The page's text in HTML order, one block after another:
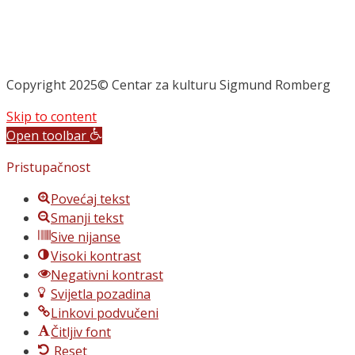
Copyright 2025© Centar za kulturu Sigmund Romberg
Skip to content
Open toolbar
Pristupačnost
Povećaj tekst
Smanji tekst
Sive nijanse
Visoki kontrast
Negativni kontrast
Svijetla pozadina
Linkovi podvučeni
Čitljiv font
Reset